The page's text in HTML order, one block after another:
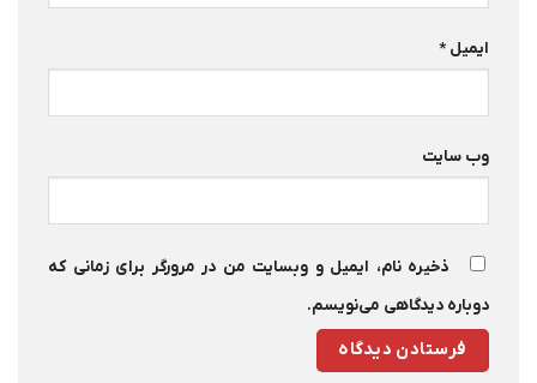
ایمیل*
وب‌ سایت
ذخیره نام، ایمیل و وبسایت من در مرورگر برای زمانی که
دوباره دیدگاهی می‌نویسم.